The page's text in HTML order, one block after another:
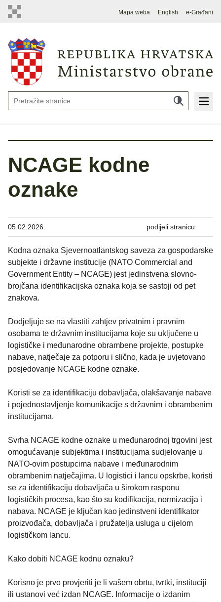
Mapa weba English e-Građani
NCAGE kodne
oznake
05.02.2026. podijeli stranicu:
Kodna oznaka Sjevernoatlantskog saveza za gospodarske
subjekte i državne institucije (NATO Commercial and
Government Entity – NCAGE) jest jedinstvena slovno-
brojčana identifikacijska oznaka koja se sastoji od pet
znakova.
Dodjeljuje se na vlastiti zahtjev privatnim i pravnim
osobama te državnim institucijama koje su uključene u
logističke i međunarodne obrambene projekte, postupke
nabave, natječaje za potporu i slično, kada je uvjetovano
posjedovanje NCAGE kodne oznake.
Koristi se za identifikaciju dobavljača, olakšavanje nabave
i pojednostavljenje komunikacije s državnim i obrambenim
institucijama.
Svrha NCAGE kodne oznake u međunarodnoj trgovini jest
omogućavanje subjektima i institucijama sudjelovanje u
NATO-ovim postupcima nabave i međunarodnim
obrambenim natječajima. U logistici i lancu opskrbe, koristi
se za identifikaciju dobavljača u širokom rasponu
logističkih procesa, kao što su kodifikacija, normizacija i
nabava. NCAGE je ključan kao jedinstveni identifikator
proizvođača, dobavljača i pružatelja usluga u cijelom
logističkom lancu.
Kako dobiti NCAGE kodnu oznaku?
Korisno je prvo provjeriti je li vašem obrtu, tvrtki, instituciji
ili ustanovi već izdan NCAGE. Informacije o izdanim